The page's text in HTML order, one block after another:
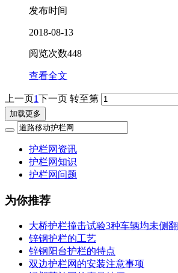
发布时间
2018-08-13
阅览次数448
查看全文
上一页1下一页 转至第
加载更多
护栏网资讯
护栏网知识
护栏网问题
为你推荐
大桥护栏撞击试验3种车辆均未侧翻
锌钢护栏的工艺
锌钢阳台护栏的特点
双边护栏网的安装注意事项